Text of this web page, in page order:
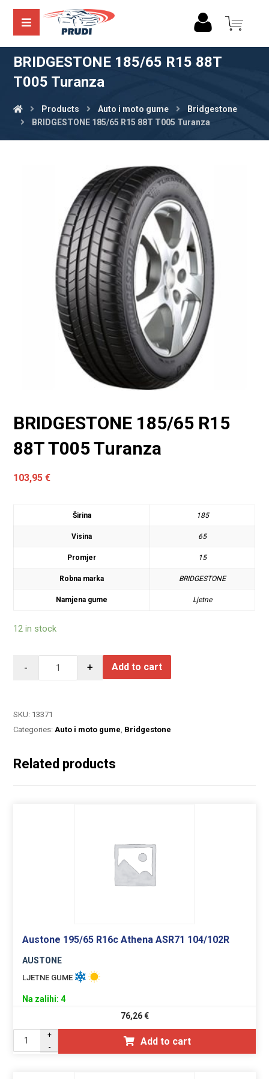
BRIDGESTONE 185/65 R15 88T
T005 Turanza
Products Auto i moto gume
Bridgestone
BRIDGESTONE 185/65 R15 88T T005 Turanza
BRIDGESTONE 185/65 R15
88T T005 Turanza
103,95€
Širina 185
Visina 65
Promjer 15
Robna marka BRIDGESTONE
Namjena gume Ljetne
12 in stock
- + Add to cart
SKU: 13371
Categories:Auto i moto gume, Bridgestone
Related products
Austone 195/65 R16c Athena ASR71 104/102R
AUSTONE
LJETNE GUME
Na zalihi: 4
76,26€
+
-
Add to cart